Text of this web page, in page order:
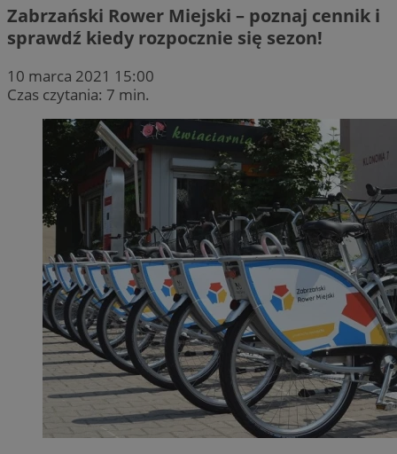
Zabrzański Rower Miejski – poznaj cennik i
sprawdź kiedy rozpocznie się sezon!
10 marca 2021 15:00
Czas czytania: 7 min.